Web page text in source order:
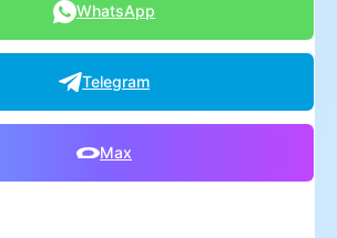
WhatsApp
Telegram
Max